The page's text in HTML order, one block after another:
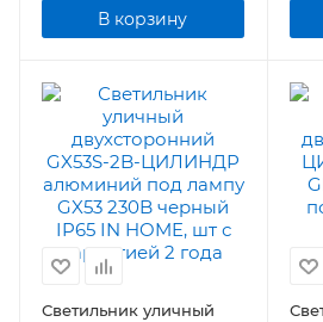
В корзину
Светильник уличный